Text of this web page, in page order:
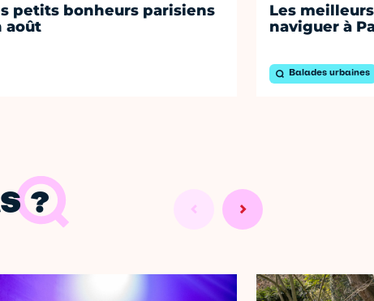
petits bonheurs parisiens
août
Les
naviguer à
Balades urbaines
?